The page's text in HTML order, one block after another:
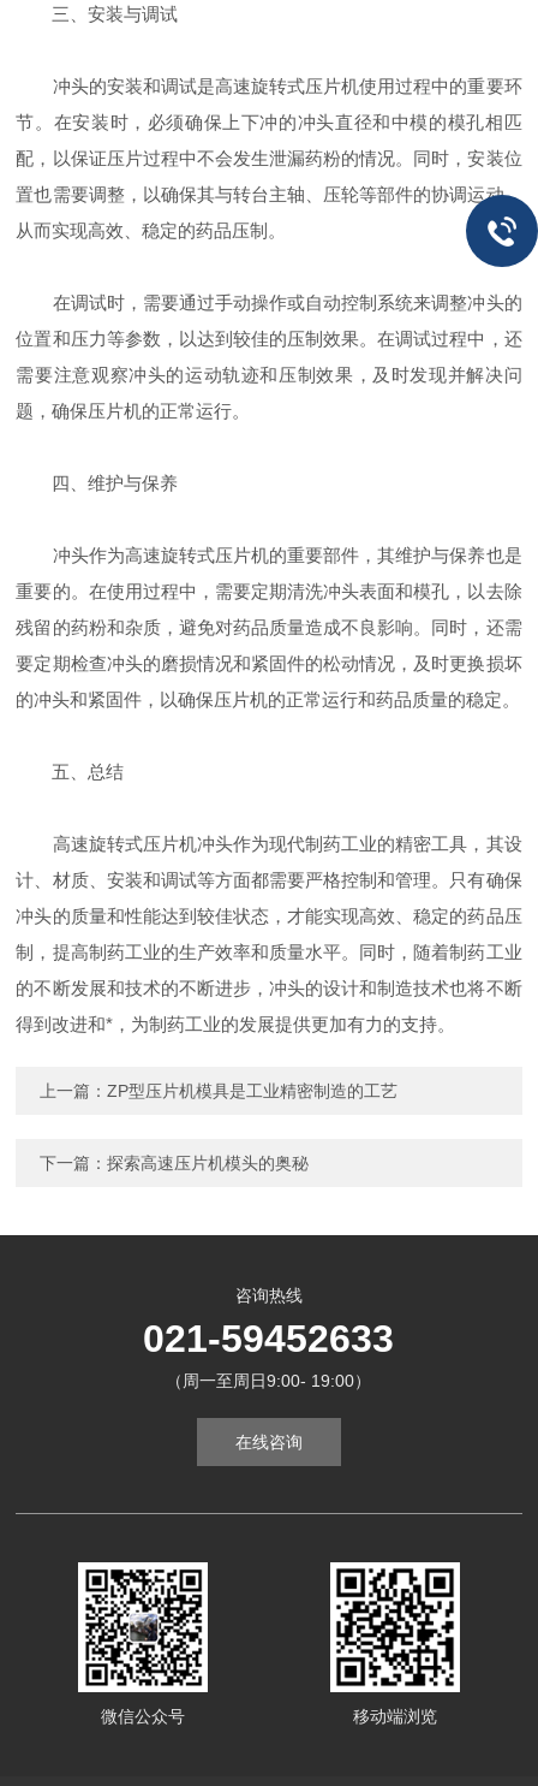
三、安装与调试
冲头的安装和调试是高速旋转式压片机使用过程中的重要环
节。在安装时，必须确保上下冲的冲头直径和中模的模孔相匹
配，以保证压片过程中不会发生泄漏药粉的情况。同时，安装位
置也需要调整，以确保其与转台主轴、压轮等部件的协调运动，
从而实现高效、稳定的药品压制。
在调试时，需要通过手动操作或自动控制系统来调整冲头的
位置和压力等参数，以达到较佳的压制效果。在调试过程中，还
需要注意观察冲头的运动轨迹和压制效果，及时发现并解决问
题，确保压片机的正常运行。
四、维护与保养
冲头作为高速旋转式压片机的重要部件，其维护与保养也是
重要的。在使用过程中，需要定期清洗冲头表面和模孔，以去除
残留的药粉和杂质，避免对药品质量造成不良影响。同时，还需
要定期检查冲头的磨损情况和紧固件的松动情况，及时更换损坏
的冲头和紧固件，以确保压片机的正常运行和药品质量的稳定。
五、总结
高速旋转式压片机冲头作为现代制药工业的精密工具，其设
计、材质、安装和调试等方面都需要严格控制和管理。只有确保
冲头的质量和性能达到较佳状态，才能实现高效、稳定的药品压
制，提高制药工业的生产效率和质量水平。同时，随着制药工业
的不断发展和技术的不断进步，冲头的设计和制造技术也将不断
得到改进和*，为制药工业的发展提供更加有力的支持。
上一篇：ZP型压片机模具是工业精密制造的工艺
下一篇：探索高速压片机模头的奥秘
咨询热线
021-59452633
（周一至周日9:00- 19:00）
在线咨询
微信公众号 移动端浏览